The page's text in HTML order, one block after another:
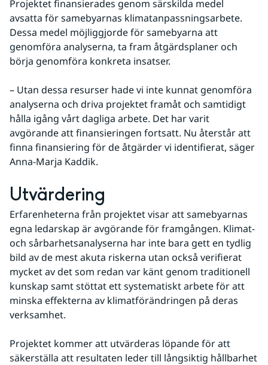
Projektet finansierades genom särskilda medel
avsatta för samebyarnas klimatanpassningsarbete.
Dessa medel möjliggjorde för samebyarna att
genomföra analyserna, ta fram åtgärdsplaner och
börja genomföra konkreta insatser.
– Utan dessa resurser hade vi inte kunnat genomföra
analyserna och driva projektet framåt och samtidigt
hålla igång vårt dagliga arbete. Det har varit
avgörande att finansieringen fortsatt. Nu återstår att
finna finansiering för de åtgärder vi identifierat, säger
Anna-Marja Kaddik.
Utvärdering
Erfarenheterna från projektet visar att samebyarnas
egna ledarskap är avgörande för framgången. Klimat-
och sårbarhetsanalyserna har inte bara gett en tydlig
bild av de mest akuta riskerna utan också verifierat
mycket av det som redan var känt genom traditionell
kunskap samt stöttat ett systematiskt arbete för att
minska effekterna av klimatförändringen på deras
verksamhet.
Projektet kommer att utvärderas löpande för att
säkerställa att resultaten leder till långsiktig hållbarhet